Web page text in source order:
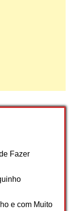
Fazer
e com Muito